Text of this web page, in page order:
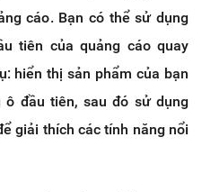
cáo. Bạn có thể sử dụng
tiên của quảng cáo quay
hiển thị sản phẩm của bạn
ô đầu tiên, sau đó sử dụng
giải thích các tính năng nổi